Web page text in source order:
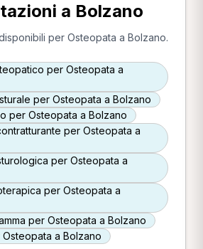
a Bolzano
per Osteopata a Bolzano.
per Osteopata a
per Osteopata a Bolzano
per Osteopata a Bolzano
per Osteopata a
per Osteopata a
per Osteopata a
per Osteopata a Bolzano
Osteopata a Bolzano